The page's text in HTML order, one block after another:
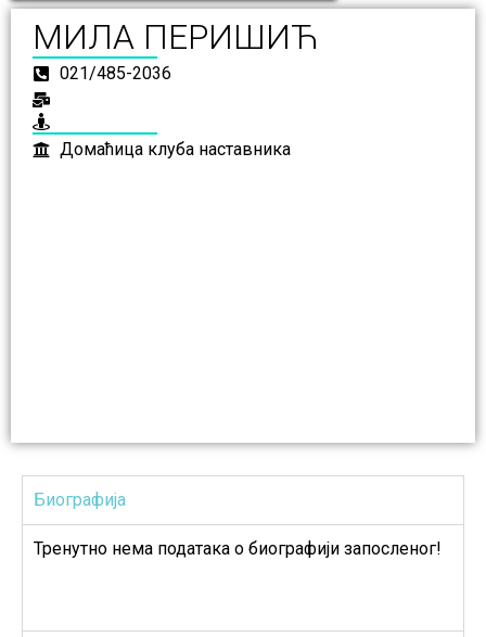
МИЛА ПЕРИШИЋ
021/485-2036
Домаћица клуба наставника
Биографија
Тренутно нема података о биографији запосленог!